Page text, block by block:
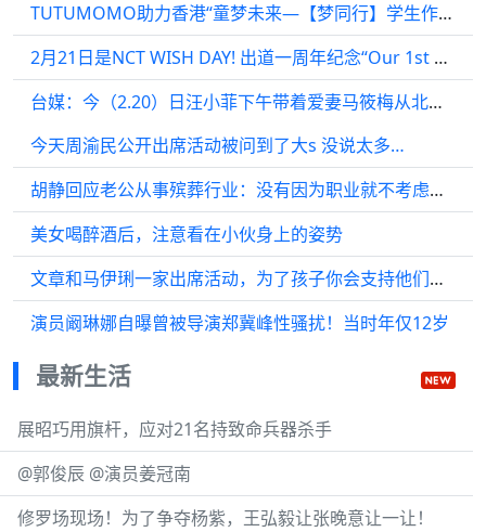
TUTUMOMO助力香港“童梦未来—【梦同行】学生作品展”
2月21日是NCT WISH DAY! 出道一周年纪念“Our 1st WISH”时间表公开！
台媒：今（2.20）日汪小菲下午带着爱妻马筱梅从北京…
今天周渝民公开出席活动被问到了大s 没说太多…
胡静回应老公从事殡葬行业：没有因为职业就不考虑在一起
美女喝醉酒后，注意看在小伙身上的姿势
文章和马伊琍一家出席活动，为了孩子你会支持他们复婚吗？
演员阚琳娜自曝曾被导演郑冀峰性骚扰！当时年仅12岁
最新生活
展昭巧用旗杆，应对21名持致命兵器杀手
@郭俊辰 @演员姜冠南
修罗场现场！为了争夺杨紫，王弘毅让张晚意让一让！